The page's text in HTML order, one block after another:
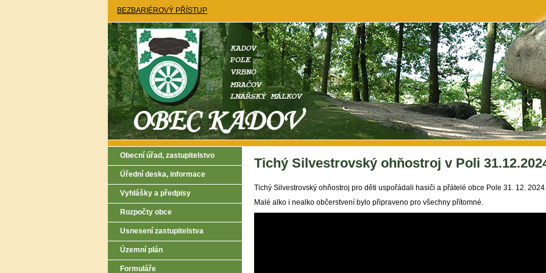
BEZBARIÉROVÝ PŘÍSTUP
Tichý Silvestrovský ohňostroj v Poli
Tichý Silvestrovský ohňostroj pro děti uspořádali hasiči a přátelé obce Pole 31. 12. 2024.
Malé alko i nealko občerstvení bylo připraveno pro všechny přítomné.
Obecní úřad, zastupitelstvo
Úřední deska, informace
Vyhlášky a předpisy
Rozpočty obce
Usnesení zastupitelstva
Územní plán
Formuláře